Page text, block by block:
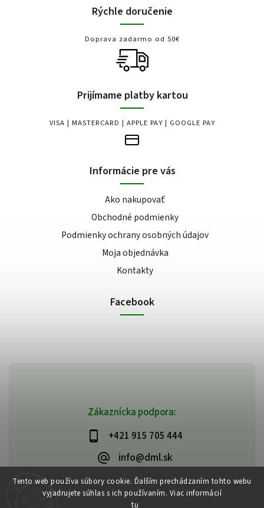
Tento web používa súbory cookie. Ďalším prechádzaním tohto webu
vyjadrujete súhlas s ich používaním. Viac informácií
tu
Zákaznícka podpora:
+421 915 705 444
info@dml.sk
Rýchle doručenie
Doprava zadarmo od 50€
Prijímame platby kartou
VISA | MASTERCARD | APPLE PAY | GOOGLE PAY
Informácie pre vás
Ako nakupovať
Obchodné podmienky
Podmienky ochrany osobných údajov
Moja objednávka
Kontakty
Facebook